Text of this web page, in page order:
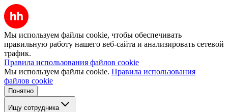
Мы используем файлы cookie, чтобы обеспечивать
правильную работу нашего веб-сайта и анализировать сетевой
трафик.
Правила использования файлов cookie
Мы используем файлы cookie. Правила использования
файлов cookie
Понятно
Ищу сотрудника